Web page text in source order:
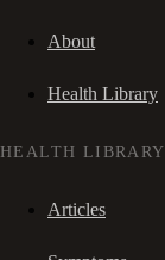
About
Health Library
HEALTH LIBRARY
Articles